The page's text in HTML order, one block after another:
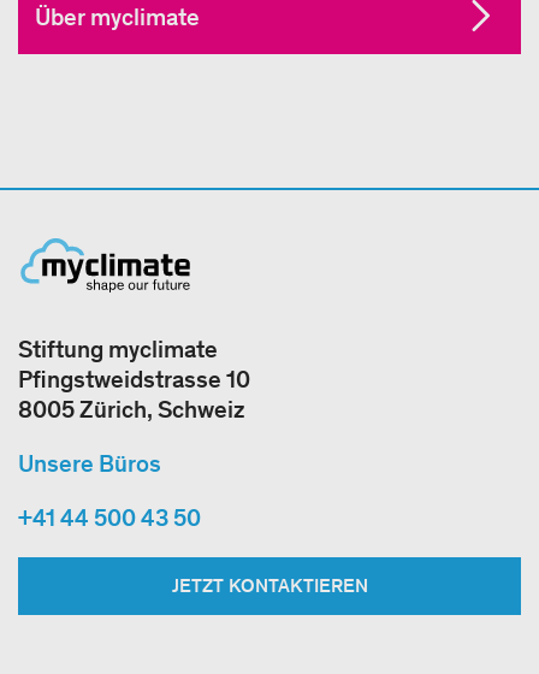
Über myclimate
Stiftung myclimate
Pfingstweidstrasse 10
8005 Zürich, Schweiz
Unsere Büros
+41 44 500 43 50
JETZT KONTAKTIEREN